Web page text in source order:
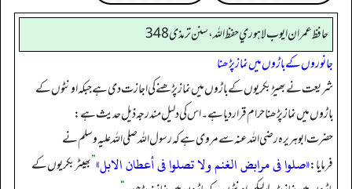
حافظ عمران ايوب لاهوري حفظ الله، سنن ترمذی 348
جانوروں کے باڑوں میں نماز پڑھنا
شریعت نے بھیڑ بکریوں کے باڑوں میں نماز پڑھنے کی اجازت دی ہے جبکہ اونٹوں کے
باڑوں میں نماز پڑھنا حرام قرار دیا ہے۔ اس کی دلیل مندرجہ ذیل حدیث ہے:
حضرت ابو ہریرہ رضی اللہ عنہ سے مروی ہے کہ رسول اللہ صلى الله عليه وسلم نے
فرمایا:«صلوا فى مرابض الغنم ولا تصلوا فى أعطان الابل»”بھیٹر بکریوں کے